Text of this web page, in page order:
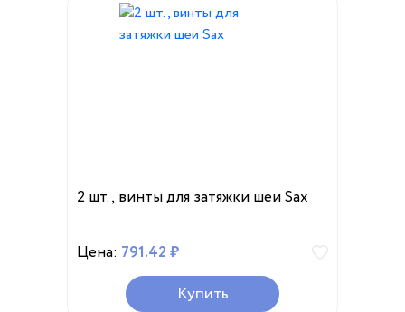
2 шт., винты для затяжки шеи Sax
Цена: 791.42 ₽
Купить